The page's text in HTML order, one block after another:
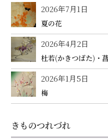
2026年7月1日
夏の花
2026年4月2日
杜若(かきつばた)・
2026年1月5日
梅
きものつれづれ